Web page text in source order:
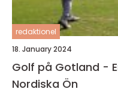
redaktionel
18. January 2024
Golf på Gotland -
Nordiska Ön